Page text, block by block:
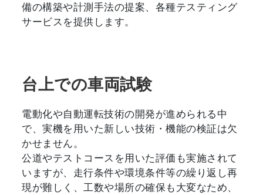
備の構築や計測手法の提案、各種テスティング
サービスを提供します。
台上での車両試験
電動化や自動運転技術の開発が進められる中
で、実機を用いた新しい技術・機能の検証は欠
かせません。
公道やテストコースを用いた評価も実施されて
いますが、走行条件や環境条件等の繰り返し再
現が難しく、工数や場所の確保も大変なため、